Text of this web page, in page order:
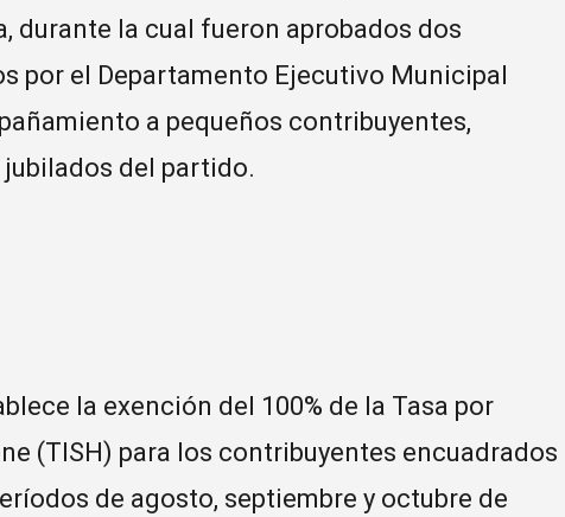
durante la cual fueron aprobados dos
por el Departamento Ejecutivo Municipal
a pequeños contribuyentes,
del partido.
la exención del 100% de la Tasa por
(TISH) para los contribuyentes encuadrados
de agosto, septiembre y octubre de